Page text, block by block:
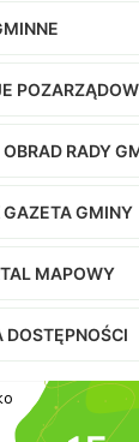
RADY
GAZETA GMINY
MAPOWY
DOSTĘPNOŚCI